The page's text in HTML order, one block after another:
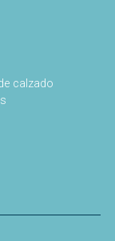
calzado